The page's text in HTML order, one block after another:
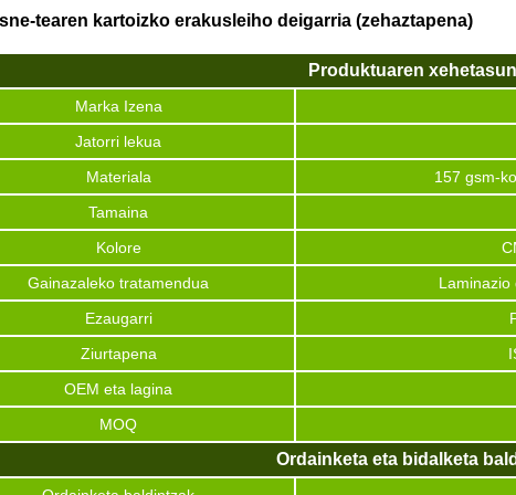
tearen kartoizko erakusleiho deigarria (zehaztapena)
Produktuaren
Marka Izena
Jatorri lekua
Materiala
157 gsm-
Tamaina
Kolore
Gainazaleko tratamendua
Laminazio
Ezaugarri
Ziurtapena
OEM eta lagina
MOQ
Ordainketa eta bidalketa